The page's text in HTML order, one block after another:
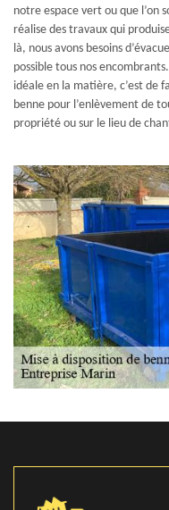
notre espace vert ou que l’on
réalise des travaux qui
là, nous avons besoins
possible tous nos
idéale en la matière, c’est de
benne pour l’enlèvement de
propriété ou sur le lieu de